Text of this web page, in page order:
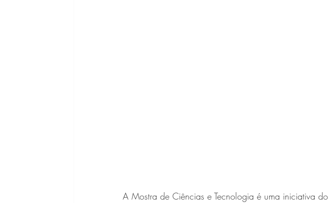
A Mostra de Ciências e Tecnologia é uma iniciativa